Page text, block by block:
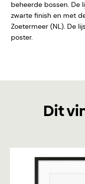
beheerde bossen. De
zwarte finish en met
Zoetermeer (NL). De
poster.
Dit